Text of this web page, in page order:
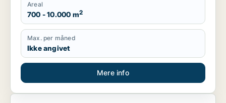
Areal
700 - 10.000 m2
Max. per måned
Ikke angivet
Mere info